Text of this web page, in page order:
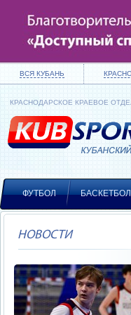
ВСЯ КУБАНЬ
КРАСНОДАРСКОЕ КРАЕВОЕ
ФУТБОЛ БАСКЕТБОЛ
НОВОСТИ